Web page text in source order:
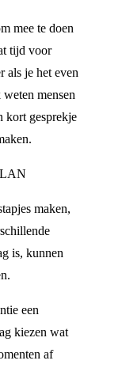
mee te doen
tijd voor
als je het even
mensen
kort gesprekje
maken,
is, kunnen
een
kiezen wat
af